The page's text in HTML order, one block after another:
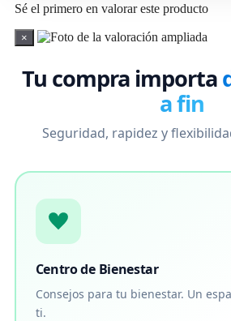
Sé el primero en valorar este producto
×
Tu compra importa
a fin
Seguridad, rapidez y
Centro de Bienestar
Consejos para tu bienestar. Un
ti.